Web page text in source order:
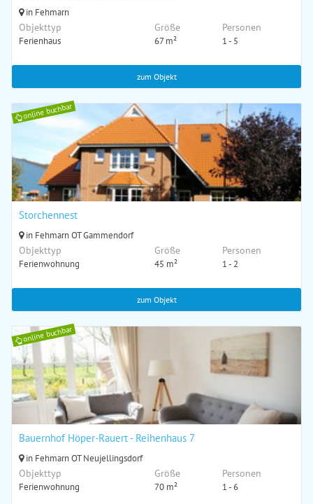
in Fehmarn
Objekttyp
Ferienhaus
Größe
67 m²
Personen
1 - 5
zum Objekt
online buchbar
Storchennest
in Fehmarn OT Gammendorf
Objekttyp
Ferienwohnung
Größe
45 m²
Personen
1 - 2
zum Objekt
online buchbar
Bauernhof Höper-Rauert - Reihenhaus 7
in Fehmarn OT Neujellingsdorf
Objekttyp
Ferienwohnung
Größe
70 m²
Personen
1 - 6